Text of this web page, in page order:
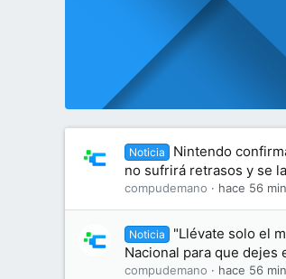
Noticia
Nintendo
no sufrirá retrasos y se
compudemano hace 56
Noticia
"Llévate solo el
Nacional para que dejes
compudemano hace 56